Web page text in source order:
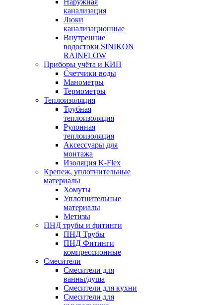
Наружная
канализация
Люки
канализационные
Внутренние
водостоки SINIKON
RAINFLOW
Приборы учёта и КИП
Счетчики воды
Манометры
Термометры
Теплоизоляция
Трубная
теплоизоляция
Рулонная
теплоизоляция
Аксессуары для
монтажа
Изоляция K-Flex
Крепеж, уплотнительные
материалы
Хомуты
Уплотнительные
материалы
Метизы
ПНД трубы и фитинги
ПНД Трубы
ПНД Фитинги
компрессионные
Смесители
Смесители для
ванны/душа
Смесители для кухни
Смесители для